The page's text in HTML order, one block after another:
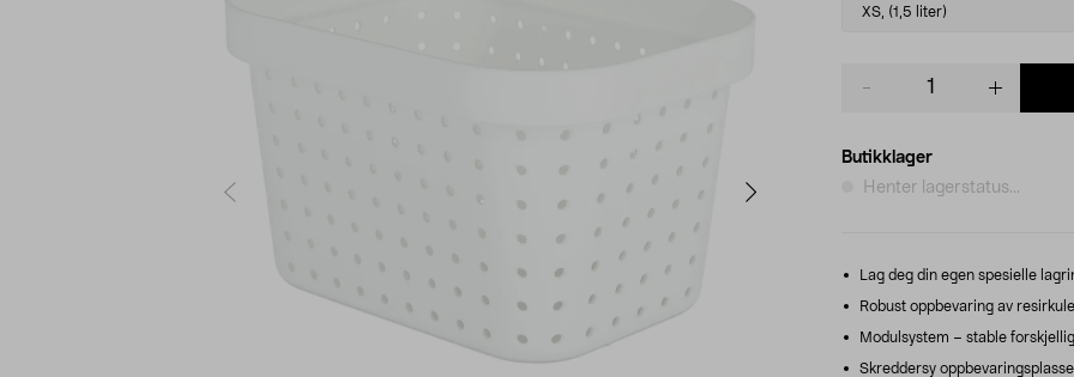
variant
XS, (1,5 liter)
Butikklager
Henter lagerstatus...
Lag deg din egen spesielle
Robust oppbevaring av
Modulsystem – stable
Skreddersy